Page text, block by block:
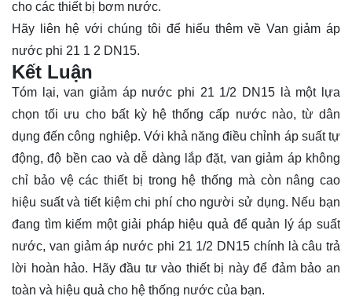
cho các thiết bị bơm nước.
Hãy
liên hệ với chúng tôi để hiểu thêm về Van giảm áp
nước phi 21 1 2 DN15.
Kết Luận
Tóm lại, van giảm áp nước phi 21 1/2 DN15 là một lựa
chọn tối ưu cho bất kỳ hệ thống cấp nước nào, từ dân
dụng đến công nghiệp. Với khả năng điều chỉnh áp suất tự
động, độ bền cao và dễ dàng lắp đặt, van giảm áp không
chỉ bảo vệ các thiết bị trong hệ thống mà còn nâng cao
hiệu suất và tiết kiệm chi phí cho người sử dụng. Nếu bạn
đang tìm kiếm một giải pháp hiệu quả để quản lý áp suất
nước, van giảm áp nước phi 21 1/2 DN15 chính là câu trả
lời hoàn hảo. Hãy đầu tư vào thiết bị này để đảm bảo an
toàn và hiệu quả cho hệ thống nước của bạn.